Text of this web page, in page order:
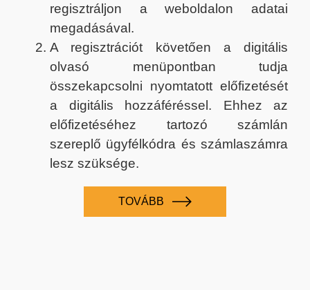
regisztráljon a weboldalon adatai
megadásával.
A regisztrációt követően a digitális
olvasó menüpontban tudja
összekapcsolni nyomtatott előfizetését
a digitális hozzáféréssel. Ehhez az
előfizetéséhez tartozó számlán
szereplő ügyfélkódra és számlaszámra
lesz szüksége.
TOVÁBB